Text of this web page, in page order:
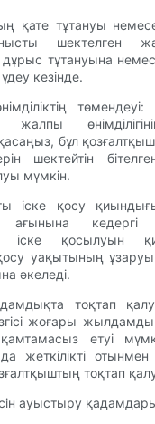
қате тұтануы немесе
шектелген
тұтануына немесе
кезінде.
жалпы
бұл
шектейтін
мүмкін.
іске қосу
ағынына кедергі
іске қосылуын
уақытының
әкеледі.
тоқтап қалу:
жоғары
етуі
жеткілікті
тоқтап
ауыстыру